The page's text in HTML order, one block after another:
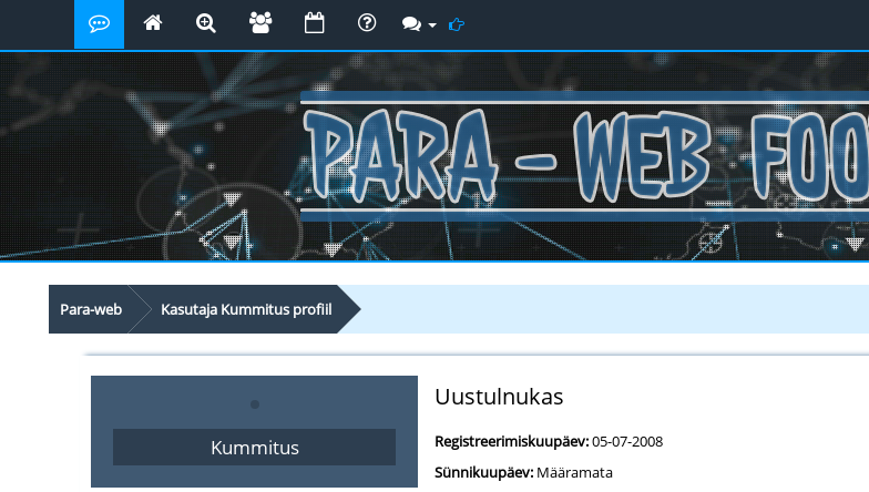
Para-web Kasutaja Kummitus profiil
Kummitus
Uustulnukas
Registreerimiskuupäev:05-07-2008
Sünnikuupäev: Määramata